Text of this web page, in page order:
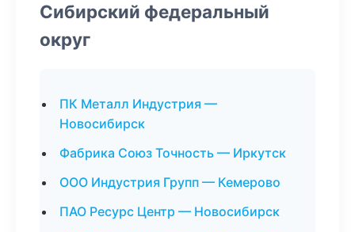
Сибирский федеральный
округ
ПК Металл Индустрия —
Новосибирск
Фабрика Союз Точность — Иркутск
ООО Индустрия Групп — Кемерово
ПАО Ресурс Центр — Новосибирск